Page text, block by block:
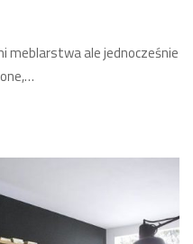
meblarstwa ale jednocześnie